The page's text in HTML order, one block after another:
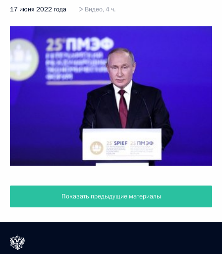
17 июня 2022 года Видео, 4 ч.
Показать предыдущие материалы